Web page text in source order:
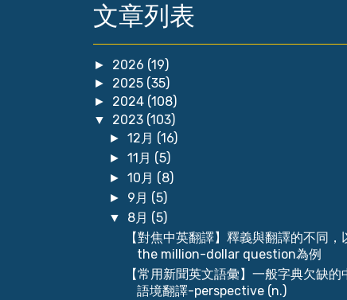
文章列表
► 2026 (19)
► 2025 (35)
► 2024 (108)
▼ 2023 (103)
►12月 (16)
►11月 (5)
►10月 (8)
► 9月 (5)
▼ 8月 (5)
【對焦中英翻譯】釋義與翻譯的不同，
the million-dollar question為例
【常用新聞英文語彙】一般字典欠缺的
語境翻譯-perspective (n.)